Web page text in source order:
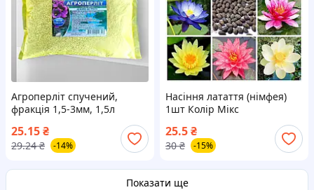
Агроперліт спучений,
фракція 1,5-3мм, 1,5л
25.15₴
29.24 ₴ -14%
Насіння латаття (німфея)
1шт Колір Мікс
25.5₴
30 ₴ -15%
Показати ще